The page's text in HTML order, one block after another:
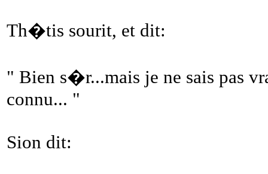
Th�tis sourit, et dit:
" Bien s�r...mais je ne sais pas
connu... "
Sion dit: